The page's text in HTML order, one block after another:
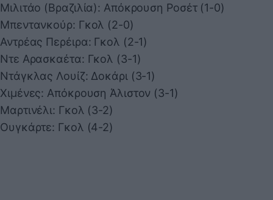
Μιλιτάο (Βραζιλία): Απόκρουση Ροσέτ (1-0)
Μπεντανκούρ: Γκολ (2-0)
Αντρέας Περέιρα: Γκολ (2-1)
Ντε Αρασκαέτα: Γκολ (3-1)
Ντάγκλας Λουίζ: Δοκάρι (3-1)
Χιμένες: Απόκρουση Άλιστον (3-1)
Μαρτινέλι: Γκολ (3-2)
Ουγκάρτε: Γκολ (4-2)